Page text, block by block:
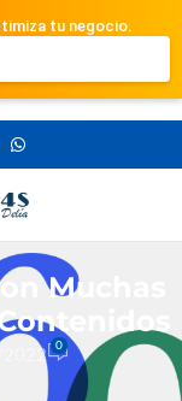
tu negocio.
Muchas
0
de